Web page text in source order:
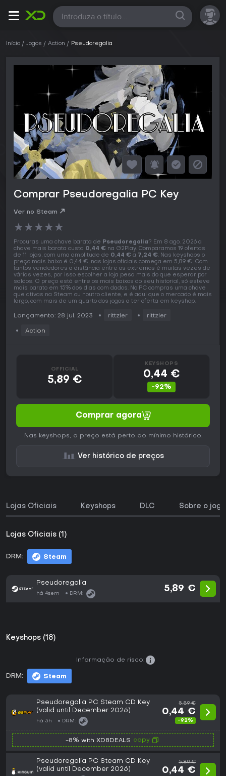
Todas
Início Jogos Action Pseudoregalia
Comprar Pseudoregalia PC Key
Ver no Steam
★★★★★
Procuras uma chave barata de Pseudoregalia? Em 8 ago. 2026 a
chave mais barata custa 0,44 € na G2Play. Comparamos 19 ofertas
de 11 lojas, com uma amplitude de 0,44 € a 7,24 €. Nas keyshops o
preço mais baixo é 0,44 €, nas lojas oficiais começa em 5,89 €. Com
tantos vendedores a distância entre os extremos é muitas vezes de
várias vezes, por isso escolher a loja pesa mais do que esperar por
saldos. O preço está entre os mais baixos do seu historial, só esteve
mais barato em 15% dos dias com dados. No PC compras uma chave
que ativas na Steam ou noutro cliente, e é aqui que o mercado é mais
largo, com mais de um quarto dos jogos a ter oferta em keyshop.
Lançamento: 28 jul. 2023 rittzler rittzler
Action
OFFICIAL
5,89 €
KEYSHOPS
0,44 €
-92%
Comprar agora
Nas keyshops, o preço está perto do mínimo histórico.
Ver histórico de preços
Lojas Oficiais Keyshops DLC Sobre o jogo
Lojas Oficiais (1)
DRM: Steam
Pseudoregalia
há 4sem DRM:
5,89 €
Keyshops (18)
DRM: Steam
Informação de risco:
Pseudoregalia PC Steam CD Key
(valid until December 2026)
há 3h DRM:
5,89 €
0,44 €
-92%
-8% with XD8DEALS copy
Pseudoregalia PC Steam CD Key
(valid until December 2026)
5,89 €
0,44 €